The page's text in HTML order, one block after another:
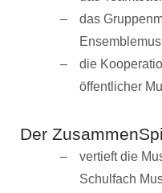
das
die
öffentlicher
Der
vertieft die
Schulfach